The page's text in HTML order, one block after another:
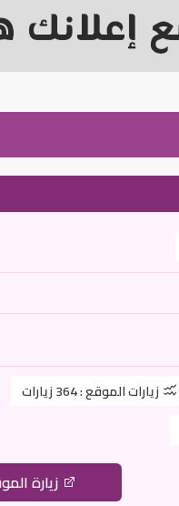
زيارات الموقع :364 زيارات
زيارة